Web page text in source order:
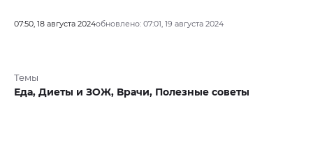
07:50, 18 августа 2024обновлено: 07:01, 19 августа 2024
Темы
Еда, Диеты и ЗОЖ, Врачи, Полезные советы